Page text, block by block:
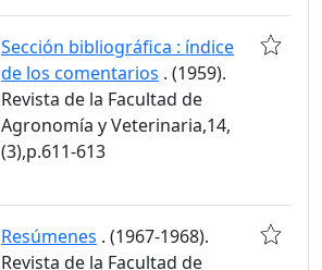
Sección bibliográfica : índice
de los comentarios . (1959).
Revista de la Facultad de
Agronomía y Veterinaria,14,
(3),p.611-613
Resúmenes . (1967-1968).
Revista de la Facultad de